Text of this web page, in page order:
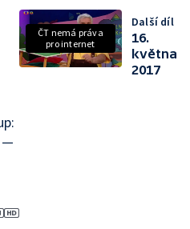
—
ČT nemá práva
pro internet
Další díl
16.
května
2017